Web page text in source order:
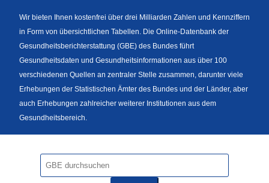
Fußzeile
Wir bieten Ihnen kostenfrei über drei Milliarden Zahlen und Kennziffern
in Form von übersichtlichen Tabellen. Die Online-Datenbank der
Gesundheitsberichterstattung (GBE) des Bundes führt
Gesundheitsdaten und Gesundheitsinformationen aus über 100
verschiedenen Quellen an zentraler Stelle zusammen, darunter viele
Erhebungen der Statistischen Ämter des Bundes und der Länder, aber
auch Erhebungen zahlreicher weiterer Institutionen aus dem
Gesundheitsbereich.